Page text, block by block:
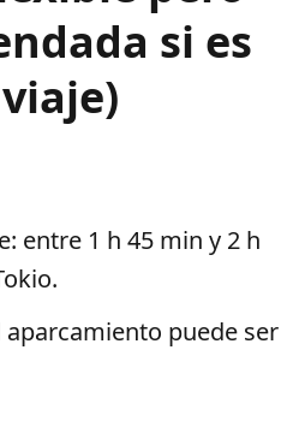
si es
entre 1 h 45 min y 2 h
aparcamiento puede ser